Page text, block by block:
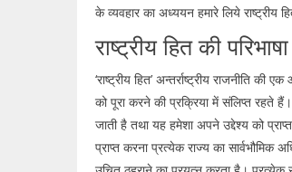
के व्यवहार का अध्ययन हमारे लिये
राष्ट्रीय हित की परिभाषा
‘राष्ट्रीय हित’ अन्तर्राष्ट्रीय राजनीति की
को पूरा करने की प्रक्रिया में संलिप्त रहते
जाती है तथा यह हमेशा अपने उद्देश्य को
प्राप्त करना प्रत्येक राज्य का सार्वभौमिक